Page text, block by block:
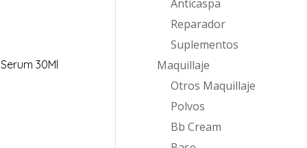
30Ml
Anticaspa
Reparador
Suplementos
Maquillaje
Otros Maquillaje
Polvos
Bb Cream